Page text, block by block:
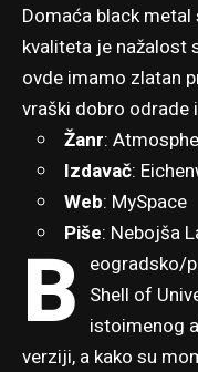
Domaća black
kvaliteta je nažalost
ovde imamo zlatan
vraški dobro odrade
Žanr:
Izdavač:
Web: MySpace
Piše: Nebojša
B eogradsko/
Shell of
istoimenog
verziji, a kako su